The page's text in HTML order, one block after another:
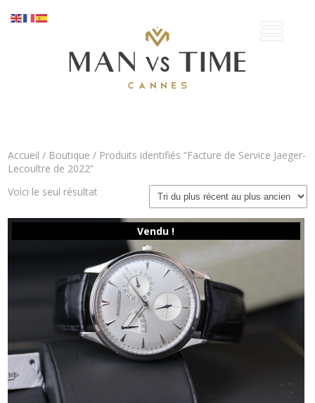
Accueil / Boutique / Produits identifiés “Facture de Service Jaeger-
Lecoultre de 2022”
Voici le seul résultat
Vendu !